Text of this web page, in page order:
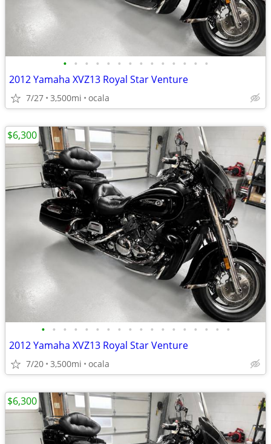
• • • • • • • • • • • • • •
2012 Yamaha XVZ13 Royal Star Venture
7/27 3,500mi ocala
• • • • • • • • • • • • • • • • • •
2012 Yamaha XVZ13 Royal Star Venture
7/20 3,500mi ocala
$6,300
$6,300